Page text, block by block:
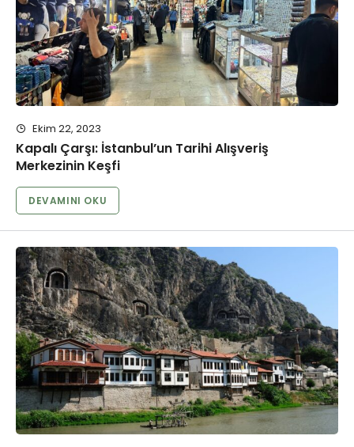
Ekim 22, 2023
Kapalı Çarşı: İstanbul’un Tarihi Alışveriş
Merkezinin Keşfi
DEVAMINI OKU